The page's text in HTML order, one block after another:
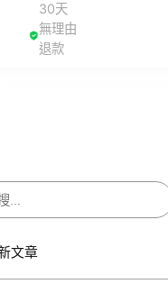
30天
無理由
退款
文章